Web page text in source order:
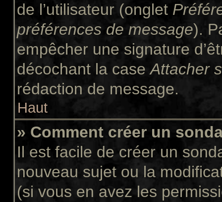
de l’utilisateur (onglet
préférences de message).
empêcher une signature
décochant la caseAttacher
rédaction de message.
Haut
» Comment créer un
Il est facile de créer un
nouveau sujet ou la
(si vous en avez les